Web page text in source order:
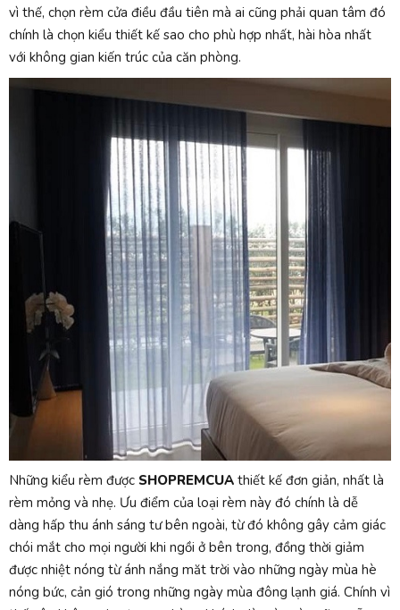
vì thế, chọn rèm cửa điều đầu tiên mà ai cũng phải quan tâm đó
chính là chọn kiểu thiết kế sao cho phù hợp nhất, hài hòa nhất
với không gian kiến trúc của căn phòng.
Những kiểu rèm được SHOPREMCUA thiết kế đơn giản, nhất là
rèm mỏng và nhẹ. Ưu điểm của loại rèm này đó chính là dễ
dàng hấp thu ánh sáng tư bên ngoài, từ đó không gây cảm giác
chói mắt cho mọi người khi ngồi ở bên trong, đồng thời giảm
được nhiệt nóng từ ánh nắng măt trời vào những ngày mùa hè
nóng bức, cản gió trong những ngày mùa đông lạnh giá. Chính vì